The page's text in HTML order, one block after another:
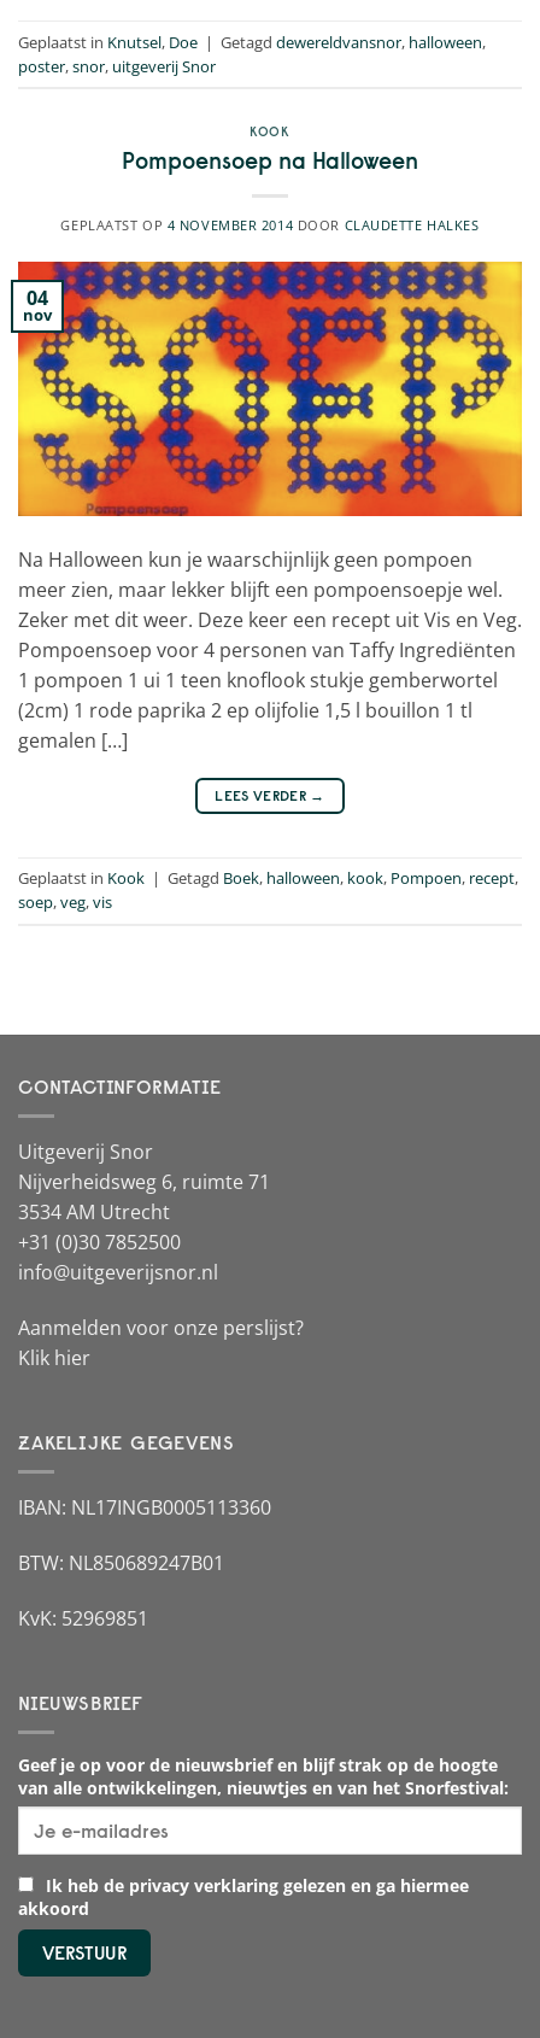
Geplaatst in Knutsel, Doe | Getagd dewereldvansnor, halloween,
poster,snor, uitgeverij Snor
KOOK
Pompoensoep na Halloween
GEPLAATST OP 4 NOVEMBER 2014 DOOR CLAUDETTE HALKES
04
nov
Na Halloween kun je waarschijnlijk geen pompoen
meer zien, maar lekker blijft een pompoensoepje wel.
Zeker met dit weer. Deze keer een recept uit Vis en Veg.
Pompoensoep voor 4 personen van Taffy Ingrediënten
1 pompoen 1 ui 1 teen knoflook stukje gemberwortel
(2cm) 1 rode paprika 2 ep olijfolie 1,5 l bouillon 1 tl
gemalen […]
LEES VERDER →
Geplaatst in Kook | Getagd Boek, halloween, kook, Pompoen, recept,
soep,veg,vis
CONTACTINFORMATIE
Uitgeverij Snor
Nijverheidsweg 6, ruimte 71
3534 AM Utrecht
+31 (0)30 7852500
info@uitgeverijsnor.nl
Aanmelden voor onze perslijst?
Klik hier
ZAKELIJKE GEGEVENS
IBAN: NL17INGB0005113360
BTW: NL850689247B01
KvK: 52969851
NIEUWSBRIEF
Geef je op voor de nieuwsbrief en blijf strak op de hoogte
van alle ontwikkelingen, nieuwtjes en van het Snorfestival:
Ik heb de privacy verklaring gelezen en ga hiermee
akkoord